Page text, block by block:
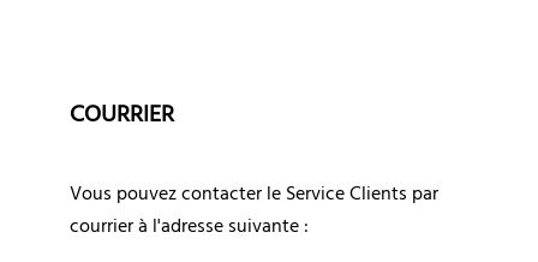
COURRIER
Vous pouvez contacter le Service Clients par
courrier à l'adresse suivante :